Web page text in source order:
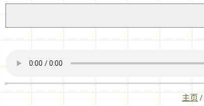
主页 /